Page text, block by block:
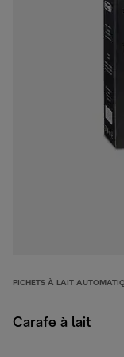
PICHETS À LAIT
Carafe à lait